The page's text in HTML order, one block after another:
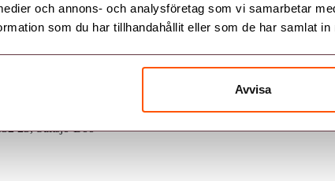
och annons- och analysföretag som vi samarbetar
som du har tillhandahållit eller som de har samlat
Avvisa
oss
kundservice@booenergi.se
23, Saltsjö-Boo
Följ oss